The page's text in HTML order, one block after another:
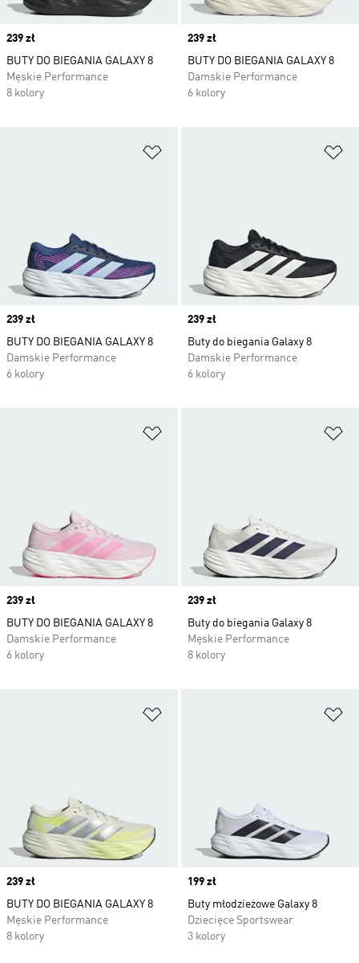
Price
239 zł
BUTY DO BIEGANIA GALAXY 8
Męskie Performance
8 kolory
Price
239 zł
BUTY DO BIEGANIA GALAXY 8
Damskie Performance
6 kolory
Price
239 zł
BUTY DO BIEGANIA GALAXY 8
Damskie Performance
6 kolory
Price
239 zł
Buty do biegania Galaxy 8
Damskie Performance
6 kolory
Price
239 zł
BUTY DO BIEGANIA GALAXY 8
Damskie Performance
6 kolory
Price
239 zł
Buty do biegania Galaxy 8
Męskie Performance
8 kolory
Price
239 zł
BUTY DO BIEGANIA GALAXY 8
Męskie Performance
8 kolory
Price
199 zł
Buty młodzieżowe Galaxy 8
Dziecięce Sportswear
3 kolory